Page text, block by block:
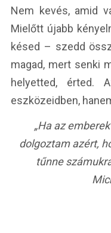
Nem kevés, amid
Mielőtt újabb
késed – szedd
magad, mert senki
helyetted, érted.
eszközeidben,
„Ha az
dolgoztam azért,
tűnne